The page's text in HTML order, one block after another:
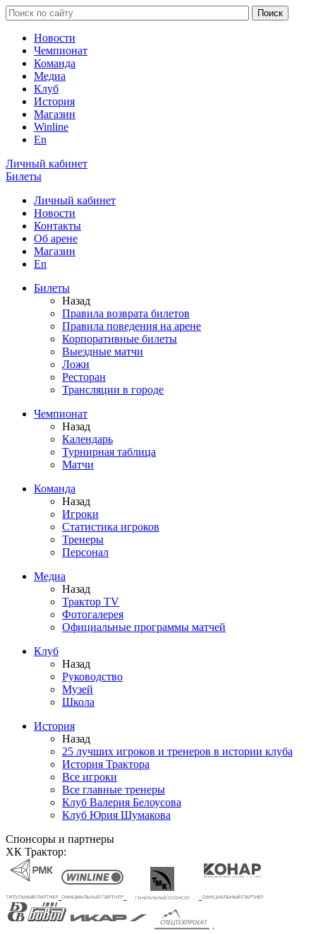
Новости
Чемпионат
Команда
Медиа
Клуб
История
Магазин
Winline
En
Личный кабинет
Билеты
Личный кабинет
Новости
Контакты
Об арене
Магазин
En
Билеты
Назад
Правила возврата билетов
Правила поведения на арене
Корпоративные билеты
Выездные матчи
Ложи
Ресторан
Трансляции в городе
Чемпионат
Назад
Календарь
Турнирная таблица
Матчи
Команда
Назад
Игроки
Статистика игроков
Тренеры
Персонал
Медиа
Назад
Трактор TV
Фотогалерея
Официальные программы матчей
Клуб
Назад
Руководство
Музей
Школа
История
Назад
25 лучших игроков и тренеров в истории клуба
История Трактора
Все игроки
Все главные тренеры
Клуб Валерия Белоусова
Клуб Юрия Шумакова
Спонсоры и партнеры
ХК Трактор: